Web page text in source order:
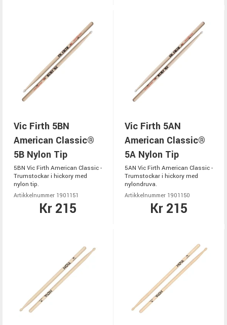
Vic Firth 5BN
American Classic®
5B Nylon Tip
5BN Vic Firth American Classic -
Trumstockar i hickory med
nylon tip.
Artikkelnummer 1901151
Kr 215
Vic Firth 5AN
American Classic®
5A Nylon Tip
5AN Vic Firth American Classic -
Trumstockar i hickory med
nylondruva.
Artikkelnummer 1901150
Kr 215